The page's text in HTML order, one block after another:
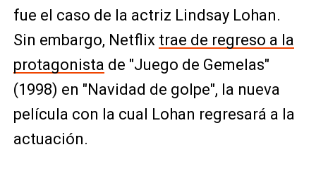
fue el caso de la actriz Lindsay Lohan.
Sin embargo, Netflix trae de regreso a la
protagonista de "Juego de Gemelas"
(1998) en "Navidad de golpe", la nueva
película con la cual Lohan regresará a la
actuación.